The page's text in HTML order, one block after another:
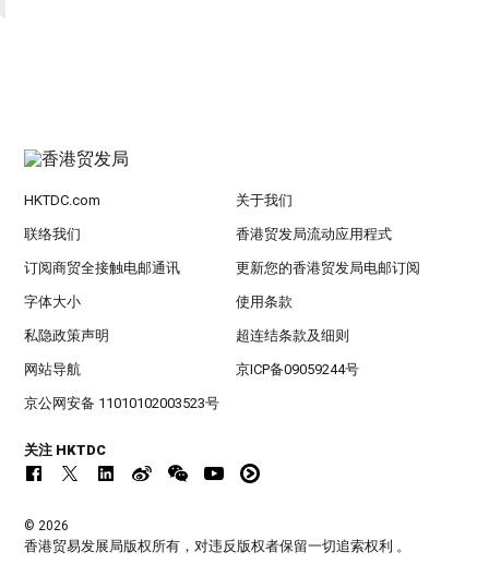
HKTDC.com 关于我们
联络我们 香港贸发局流动应用程式
订阅商贸全接触电邮通讯 更新您的香港贸发局电邮订阅
字体大小 使用条款
私隐政策声明 超连结条款及细则
网站导航 京ICP备09059244号
京公网安备 11010102003523号
关注 HKTDC
© 2026
香港贸易发展局版权所有，对违反版权者保留一切追索权利 。